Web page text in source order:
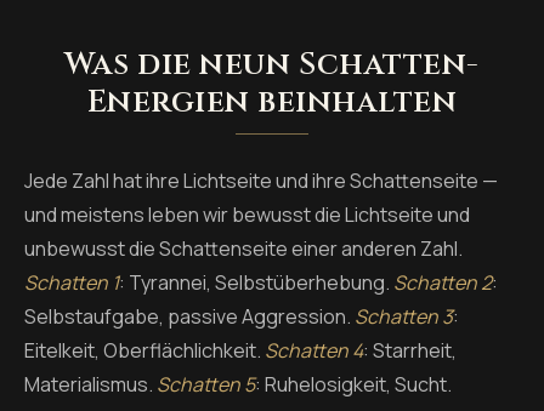
Was die neun Schatten-
Energien beinhalten
Jede Zahl hat ihre Lichtseite und ihre Schattenseite —
und meistens leben wir bewusst die Lichtseite und
unbewusst die Schattenseite einer anderen Zahl.
Schatten 1: Tyrannei, Selbstüberhebung. Schatten 2:
Selbstaufgabe, passive Aggression. Schatten 3:
Eitelkeit, Oberflächlichkeit. Schatten 4: Starrheit,
Materialismus. Schatten 5: Ruhelosigkeit, Sucht.